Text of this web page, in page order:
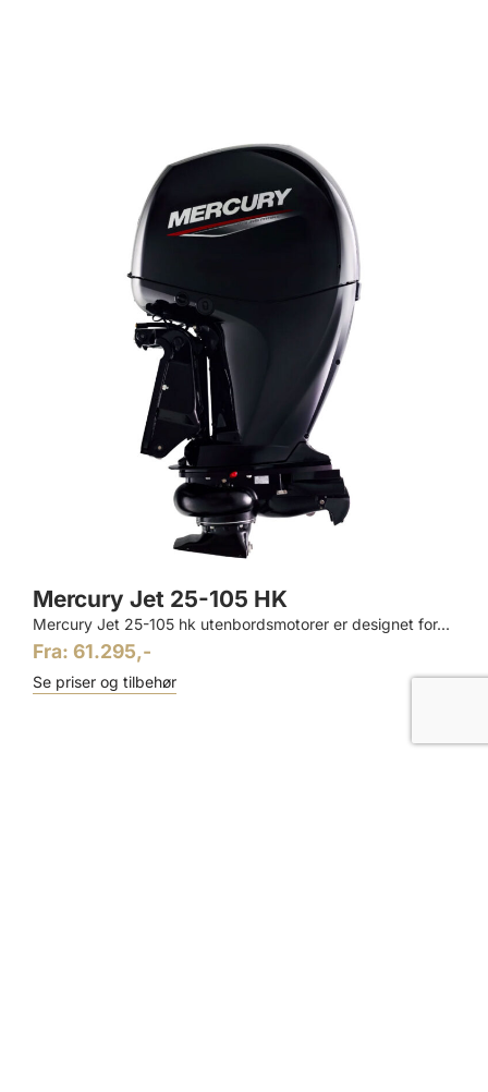
Mercury Jet 25-105 HK
Mercury Jet 25-105 hk utenbordsmotorer er designet for...
Fra: 61.295,-
Se priser og tilbehør